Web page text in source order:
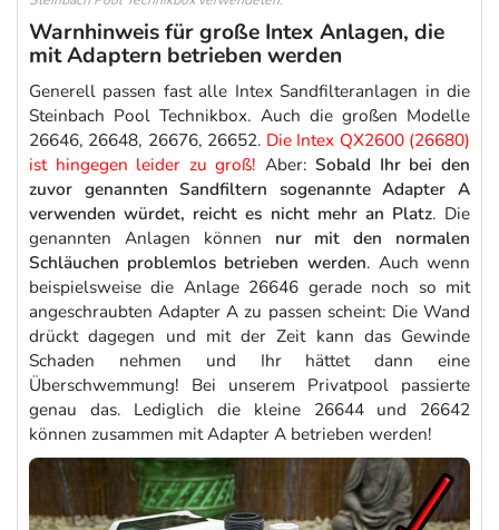
Warnhinweis für große Intex Anlagen, die
mit Adaptern betrieben werden
Generell passen fast alle Intex Sandfilteranlagen in die
Steinbach Pool Technikbox. Auch die großen Modelle
26646, 26648, 26676, 26652. Die Intex QX2600 (26680)
ist hingegen leider zu groß! Aber:Sobald Ihr bei den
zuvor genannten Sandfiltern sogenannte Adapter A
verwenden würdet, reicht es nicht mehr an Platz. Die
genannten Anlagen können nur mit den normalen
Schläuchen problemlos betrieben werden. Auch wenn
beispielsweise die Anlage 26646 gerade noch so mit
angeschraubten Adapter A zu passen scheint: Die Wand
drückt dagegen und mit der Zeit kann das Gewinde
Schaden nehmen und Ihr hättet dann eine
Überschwemmung! Bei unserem Privatpool passierte
genau das. Lediglich die kleine 26644 und 26642
können zusammen mit Adapter A betrieben werden!